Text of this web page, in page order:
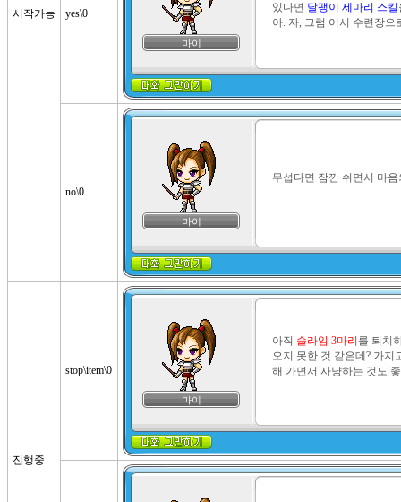
시작가능 yes\0
마이
있다면 달팽이 세마리 스킬
아. 자, 그럼 어서 수련장으
no\0
마이
무섭다면 잠깐 쉬면서 마
진행중
stop\item\0
마이
아직 슬라임 3마리 를 퇴치
오지 못한 것 같은데? 가지
해 가면서 사냥하는 것도